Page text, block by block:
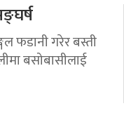
फडानी गरेर बस्ती
बसोबासीलाई